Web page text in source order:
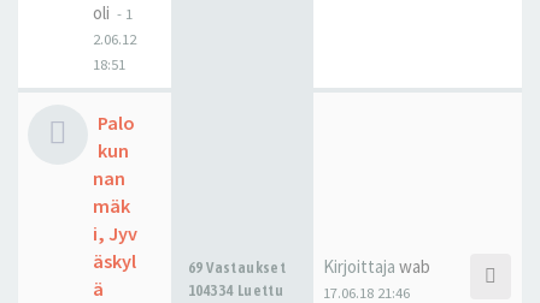
oli - 1
2.06.12
18:51
Palo
kun
nan
mäk
i, Jyv
äskyl
ä
69 Vastaukset
104334 Luettu
Kirjoittaja wab
17.06.18 21:46